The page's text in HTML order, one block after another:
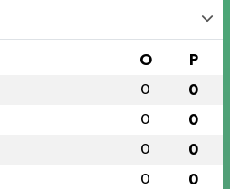
O P
0 0
0 0
0 0
0 0